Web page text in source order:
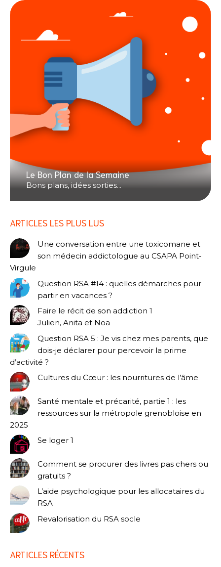
Le Bon Plan de la Semaine
Bons plans, idées sorties...
ARTICLES LES PLUS LUS
Une conversation entre une toxicomane et
son médecin addictologue au CSAPA Point-
Virgule
Question RSA #14 : quelles démarches pour
partir en vacances ?
Faire le récit de son addiction 1
Julien, Anita et Noa
Question RSA 5 : Je vis chez mes parents, que
dois-je déclarer pour percevoir la prime
d’activité ?
Cultures du Cœur : les nourritures de l’âme
Santé mentale et précarité, partie 1 : les
ressources sur la métropole grenobloise en
2025
Se loger 1
Comment se procurer des livres pas chers ou
gratuits ?
L’aide psychologique pour les allocataires du
RSA
Revalorisation du RSA socle
ARTICLES RÉCENTS